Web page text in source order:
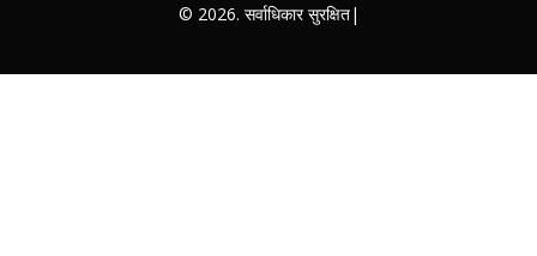
© 2026. सर्वाधिकार सुरक्षित|